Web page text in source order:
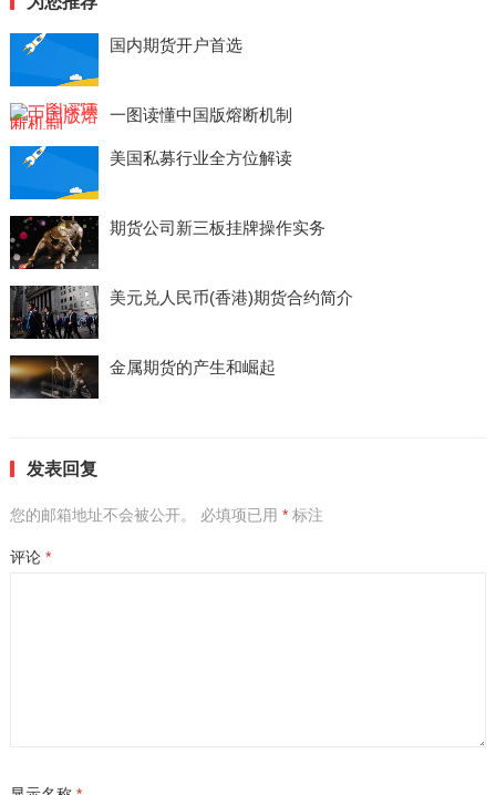
国内期货开户首选
一图读懂中国版熔断机制
美国私募行业全方位解读
期货公司新三板挂牌操作实务
美元兑人民币(香港)期货合约简介
金属期货的产生和崛起
发表回复
您的邮箱地址不会被公开。 必填项已用 *标注
评论 *